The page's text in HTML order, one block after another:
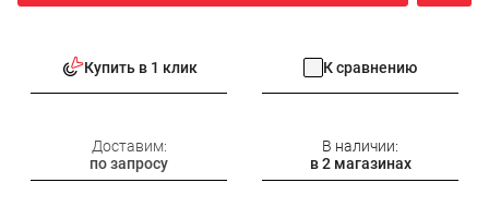
Купить в 1 клик К сравнению
Доставим:
по запросу
В наличии:
в 2 магазинах